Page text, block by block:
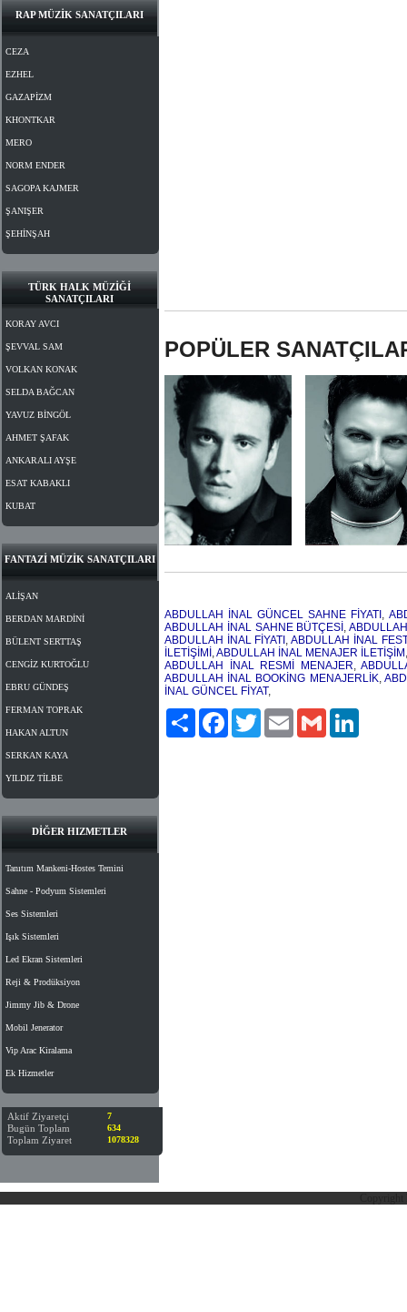
RAP MÜZİK SANATÇILARI
CEZA
EZHEL
GAZAPİZM
KHONTKAR
MERO
NORM ENDER
SAGOPA KAJMER
ŞANIŞER
ŞEHİNŞAH
TÜRK HALK MÜZİĞİ
SANATÇILARI
KORAY AVCI
ŞEVVAL SAM
VOLKAN KONAK
SELDA BAĞCAN
YAVUZ BİNGÖL
AHMET ŞAFAK
ANKARALI AYŞE
ESAT KABAKLI
KUBAT
FANTAZİ MÜZİK SANATÇILARI
ALİŞAN
BERDAN MARDİNİ
BÜLENT SERTTAŞ
CENGİZ KURTOĞLU
EBRU GÜNDEŞ
FERMAN TOPRAK
HAKAN ALTUN
SERKAN KAYA
YILDIZ TİLBE
DİĞER HIZMETLER
Tanıtım Mankeni-Hostes Temini
Sahne - Podyum Sistemleri
Ses Sistemleri
Işık Sistemleri
Led Ekran Sistemleri
Reji & Prodüksiyon
Jimmy Jib & Drone
Mobil Jenerator
Vip Arac Kiralama
Ek Hizmetler
Aktif Ziyaretçi 7
Bugün Toplam 634
Toplam Ziyaret 1078328
POPÜLER
ABDULLAH İNAL GÜNCEL SAHNE FİYATI ,
ABDULLAH İNAL SAHNE BÜTÇESİ ,
ABDULLAH İNAL FİYATI ,ABDULLAH İNAL
İLETİŞİMİ ,ABDULLAH İNAL MENAJER İLETİŞİM
ABDULLAH İNAL RESMİ MENAJER,
ABDULLAH İNAL BOOKİNG MENAJERLİK,
İNAL GÜNCEL FİYAT,
Paylaş
FacebookTwitter Email Gmail